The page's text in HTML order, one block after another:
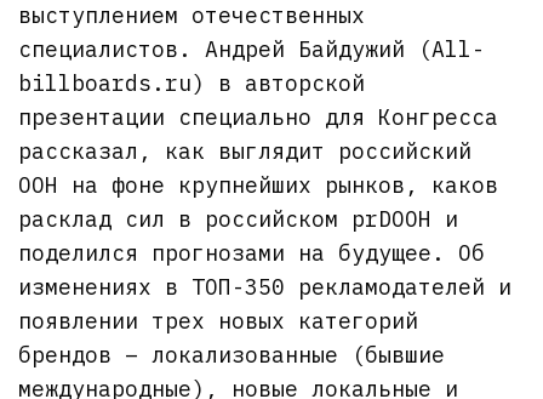
выступлением отечественных
специалистов. Андрей Байдужий (All-
billboards.ru) в авторской
презентации специально для Конгресса
рассказал, как выглядит российский
OOH на фоне крупнейших рынков, каков
расклад сил в российском prDOOH и
поделился прогнозами на будущее. Об
изменениях в ТОП-350 рекламодателей и
появлении трех новых категорий
брендов – локализованные (бывшие
международные), новые локальные и